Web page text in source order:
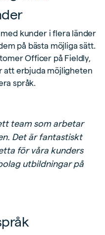
kunder i flera länder
på bästa möjliga sätt.
Officer på Fieldly,
att erbjuda möjligheten
språk.
team som arbetar
Det är fantastiskt
för våra kunders
utbildningar på